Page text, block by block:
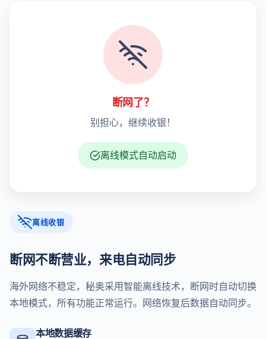
断网了？
别担心，继续收银！
离线模式自动启动
离线收银
断网不断营业，来电自动同步
海外网络不稳定，秘奥采用智能离线技术，断网时自动切换
本地模式，所有功能正常运行。网络恢复后数据自动同步。
本地数据缓存